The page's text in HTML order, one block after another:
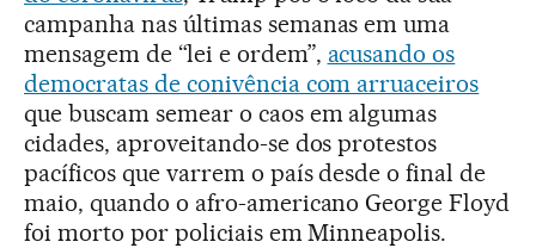
campanha nas últimas semanas em uma
mensagem de “lei e ordem”, acusando os
democratas de conivência com arruaceiros
que buscam semear o caos em algumas
cidades, aproveitando-se dos protestos
pacíficos que varrem o país desde o final de
maio, quando o afro-americano George Floyd
foi morto por policiais em Minneapolis.